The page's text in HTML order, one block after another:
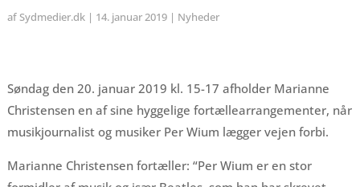
af Sydmedier.dk| 14. januar 2019| Nyheder
Søndag den 20. januar 2019 kl. 15-17 afholder Marianne
Christensen en af sine hyggelige fortællearrangementer, når
musikjournalist og musiker Per Wium lægger vejen forbi.
Marianne Christensen fortæller: “Per Wium er en stor